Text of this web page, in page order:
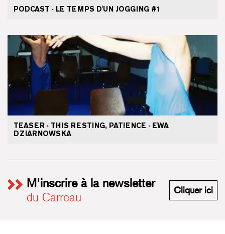
PODCAST · LE TEMPS D'UN JOGGING #1
TEASER · THIS RESTING, PATIENCE · EWA
DZIARNOWSKA
M'inscrire à la newsletter
du Carreau
Cliquer ici